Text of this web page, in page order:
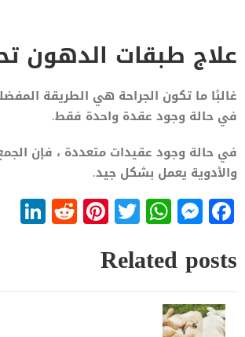
علاج طبقات الدهون
غالبًا ما تكون الجراحة هي الطريقة
في حالة وجود عقدة واحدة فقط.
في حالة وجود عقيدات متعددة ، فإن
والأدوية يعمل بشكل جيد.
Facebook
Messenger
WhatsApp
Twitter
Pinterest
Reddit
Related posts